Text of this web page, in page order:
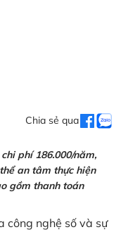
Chia sẻ qua
phí 186.000/năm,
an tâm thực hiện
gồm thanh toán
công nghệ số và sự